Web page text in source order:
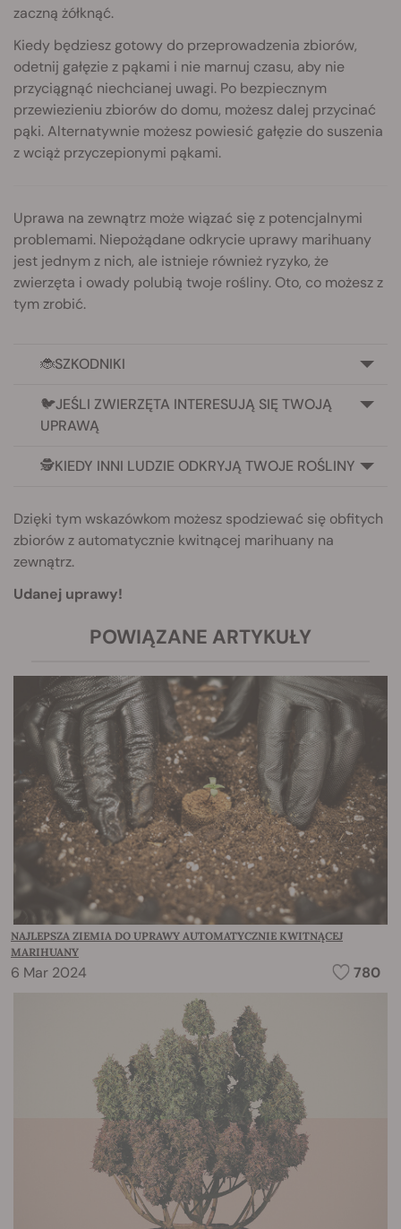
zaczną żółknąć.
Kiedy będziesz gotowy do przeprowadzenia zbiorów,
odetnij gałęzie z pąkami i nie marnuj czasu, aby nie
przyciągnąć niechcianej uwagi. Po bezpiecznym
przewiezieniu zbiorów do domu, możesz dalej przycinać
pąki. Alternatywnie możesz powiesić gałęzie do suszenia
z wciąż przyczepionymi pąkami.
Uprawa na zewnątrz może wiązać się z potencjalnymi
problemami. Niepożądane odkrycie uprawy marihuany
jest jednym z nich, ale istnieje również ryzyko, że
zwierzęta i owady polubią twoje rośliny. Oto, co możesz z
tym zrobić.
🐞SZKODNIKI
🐦JEŚLI ZWIERZĘTA INTERESUJĄ SIĘ TWOJĄ
UPRAWĄ
🕵️KIEDY INNI LUDZIE ODKRYJĄ TWOJE ROŚLINY
Dzięki tym wskazówkom możesz spodziewać się obfitych
zbiorów z automatycznie kwitnącej marihuany na
zewnątrz.
Udanej uprawy!
POWIĄZANE ARTYKUŁY
NAJLEPSZA ZIEMIA DO UPRAWY AUTOMATYCZNIE KWITNĄCEJ
MARIHUANY
6 Mar 2024 780